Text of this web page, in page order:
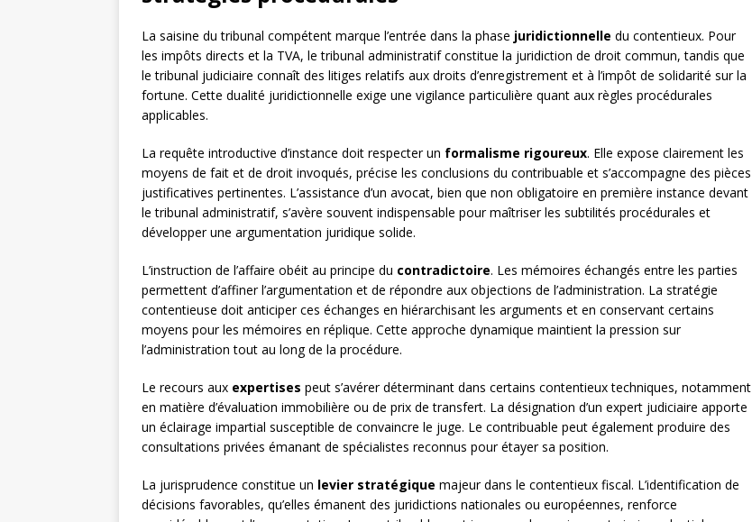
La saisine du tribunal compétent marque l’entrée dans la phase juridictionnelle du contentieux. Pour
les impôts directs et la TVA, le tribunal administratif constitue la juridiction de droit commun, tandis que
le tribunal judiciaire connaît des litiges relatifs aux droits d’enregistrement et à l’impôt de solidarité sur la
fortune. Cette dualité juridictionnelle exige une vigilance particulière quant aux règles procédurales
applicables.
La requête introductive d’instance doit respecter un formalisme rigoureux. Elle expose clairement les
moyens de fait et de droit invoqués, précise les conclusions du contribuable et s’accompagne des pièces
justificatives pertinentes. L’assistance d’un avocat, bien que non obligatoire en première instance devant
le tribunal administratif, s’avère souvent indispensable pour maîtriser les subtilités procédurales et
développer une argumentation juridique solide.
L’instruction de l’affaire obéit au principe du contradictoire. Les mémoires échangés entre les parties
permettent d’affiner l’argumentation et de répondre aux objections de l’administration. La stratégie
contentieuse doit anticiper ces échanges en hiérarchisant les arguments et en conservant certains
moyens pour les mémoires en réplique. Cette approche dynamique maintient la pression sur
l’administration tout au long de la procédure.
Le recours aux expertises peut s’avérer déterminant dans certains contentieux techniques, notamment
en matière d’évaluation immobilière ou de prix de transfert. La désignation d’un expert judiciaire apporte
un éclairage impartial susceptible de convaincre le juge. Le contribuable peut également produire des
consultations privées émanant de spécialistes reconnus pour étayer sa position.
La jurisprudence constitue un levier stratégique majeur dans le contentieux fiscal. L’identification de
décisions favorables, qu’elles émanent des juridictions nationales ou européennes, renforce